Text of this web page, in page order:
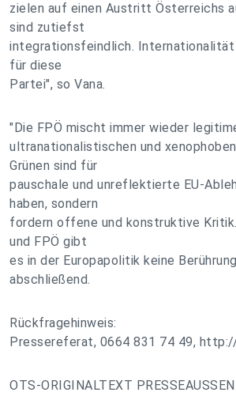
zielen auf einen Austritt Österreichs
sind zutiefst
integrationsfeindlich.
für diese
Partei", so Vana.
"Die FPÖ mischt immer wieder
ultranationalistischen und
Grünen sind für
pauschale und unreflektierte EU-
haben, sondern
fordern offene und konstruktive
und FPÖ gibt
es in der Europapolitik keine
abschließend.
Rückfragehinweis:
Pressereferat, 0664 831 74 49,
OTS-ORIGINALTEXT